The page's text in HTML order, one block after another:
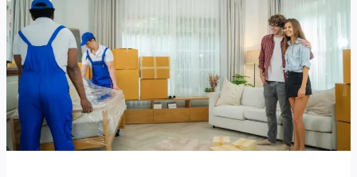
عفش
حولي
دليلك
الكامل
لانتقال
سلس